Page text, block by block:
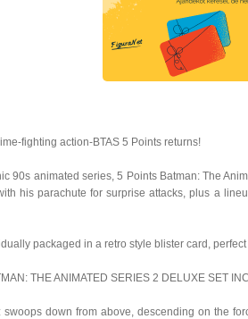
fighting action-BTAS 5 Points returns!
90s animated series, 5 Points Batman: The
his parachute for surprise attacks, plus a
packaged in a retro style blister card,
THE ANIMATED SERIES 2 DELUXE SET
swoops down from above, descending on the